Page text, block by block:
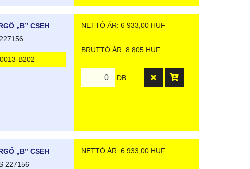
„B” CSEH
B202
NETTÓ ÁR: 6 933,00 HUF
BRUTTÓ ÁR: 8 805 HUF
DB
„B” CSEH
227156
NETTÓ ÁR: 6 933,00 HUF